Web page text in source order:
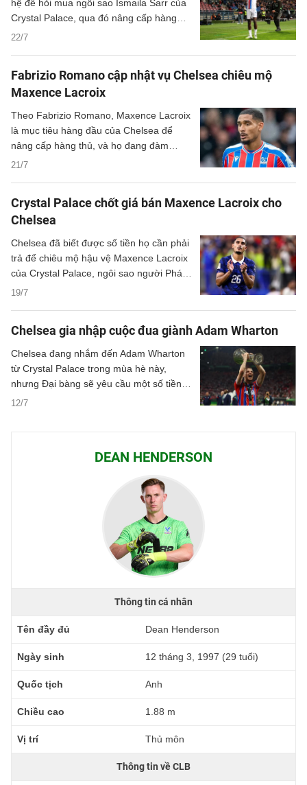
22/7
hệ để hỏi mua ngôi sao Ismaila Sarr của
Crystal Palace, qua đó nâng cấp hàng
công ở mùa giải tới.
Fabrizio Romano cập nhật vụ Chelsea chiêu mộ
Maxence Lacroix
21/7
Theo Fabrizio Romano, Maxence Lacroix
là mục tiêu hàng đầu của Chelsea để
nâng cấp hàng thủ, và họ đang đàm
phán với Crystal Palace.
Crystal Palace chốt giá bán Maxence Lacroix cho
Chelsea
19/7
Chelsea đã biết được số tiền họ cần phải
trả để chiêu mộ hậu vệ Maxence Lacroix
của Crystal Palace, ngôi sao người Pháp
vừa tham dự World Cup.
Chelsea gia nhập cuộc đua giành Adam Wharton
12/7
Chelsea đang nhắm đến Adam Wharton
từ Crystal Palace trong mùa hè này,
nhưng Đại bàng sẽ yêu cầu một số tiền
lớn cho tiền vệ này.
DEAN HENDERSON
Thông tin cá nhân
Tên đầy đủ Dean Henderson
Ngày sinh 12 tháng 3, 1997 (29 tuổi)
Quốc tịch Anh
Chiều cao 1.88 m
Vị trí Thủ môn
Thông tin về CLB